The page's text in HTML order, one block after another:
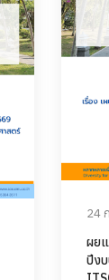
24
ผย
ปีง